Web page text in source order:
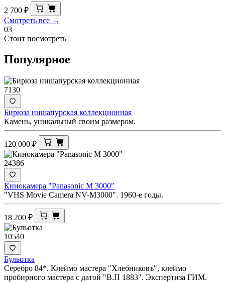
2 700 ₽
Смотреть все →
03
Стоит посмотреть
Популярное
7130
Бирюза нишапурская коллекционная
Камень, уникальный своим размером.
120 000 ₽
24386
Кинокамера "Panasonic M 3000"
"VHS Movie Camera NV-M3000". 1960-е годы.
18 200 ₽
10540
Бульотка
Серебро 84*. Клеймо мастера "Хлебниковъ", клеймо
пробирного мастера с датой "В.П 1883". Экспертиза ГИМ.